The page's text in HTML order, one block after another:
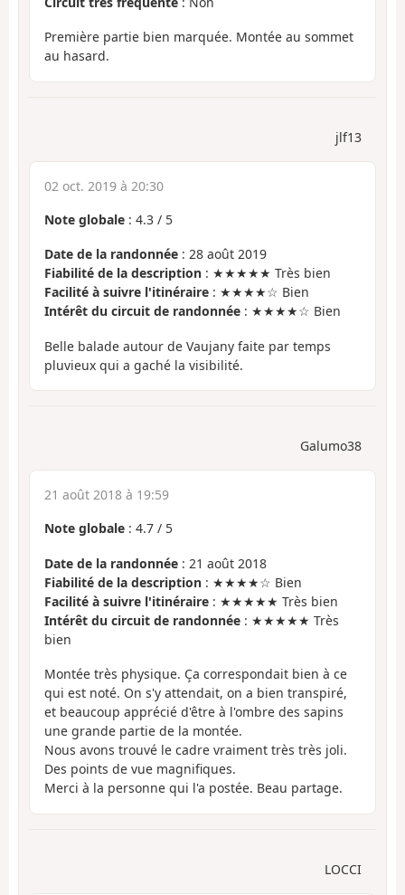
Première partie bien marquée. Montée au sommet
au hasard.
jlf13
02 oct. 2019 à 20:30
Note globale : 4.3 / 5
Date de la randonnée : 28 août 2019
Fiabilité de la description : ★★★★★ Très bien
Facilité à suivre l'itinéraire : ★★★★☆ Bien
Intérêt du circuit de randonnée : ★★★★☆ Bien
Belle balade autour de Vaujany faite par temps
pluvieux qui a gaché la visibilité.
Galumo38
21 août 2018 à 19:59
Note globale : 4.7 / 5
Date de la randonnée : 21 août 2018
Fiabilité de la description : ★★★★☆ Bien
Facilité à suivre l'itinéraire : ★★★★★ Très bien
Intérêt du circuit de randonnée : ★★★★★ Très
bien
Montée très physique. Ça correspondait bien à ce
qui est noté. On s'y attendait, on a bien transpiré,
et beaucoup apprécié d'être à l'ombre des sapins
une grande partie de la montée.
Nous avons trouvé le cadre vraiment très très joli.
Des points de vue magnifiques.
Merci à la personne qui l'a postée. Beau partage.
LOCCI